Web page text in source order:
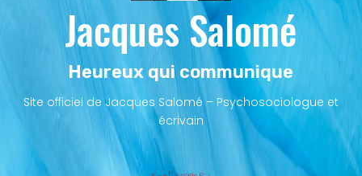
Jacques Salomé
Heureux qui communique
Site officiel de Jacques Salomé – Psychosociologue et
écrivain